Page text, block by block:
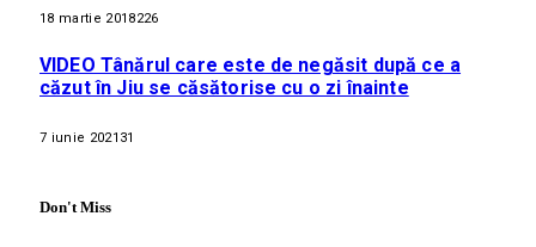
18 martie 2018226
VIDEO Tânărul care este de negăsit după ce a
căzut în Jiu se căsătorise cu o zi înainte
7 iunie 2021 31
Don't Miss